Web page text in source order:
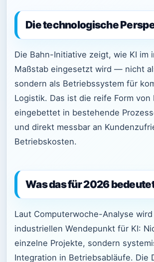
Die technologische
Die Bahn-Initiative zeigt, wie KI im
Maßstab eingesetzt wird — nicht
sondern als Betriebssystem für
Logistik. Das ist die reife Form von
eingebettet in bestehende
und direkt messbar an
Betriebskosten.
Was das für 2026
Laut Computerwoche-Analyse
industriellen Wendepunkt für KI:
einzelne Projekte, sondern
Integration in Betriebsabläufe. Die